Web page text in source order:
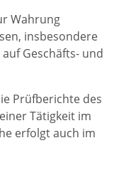
Wahrung
insbesondere
Geschäfts- und
Prüfberichte des
Tätigkeit im
erfolgt auch im